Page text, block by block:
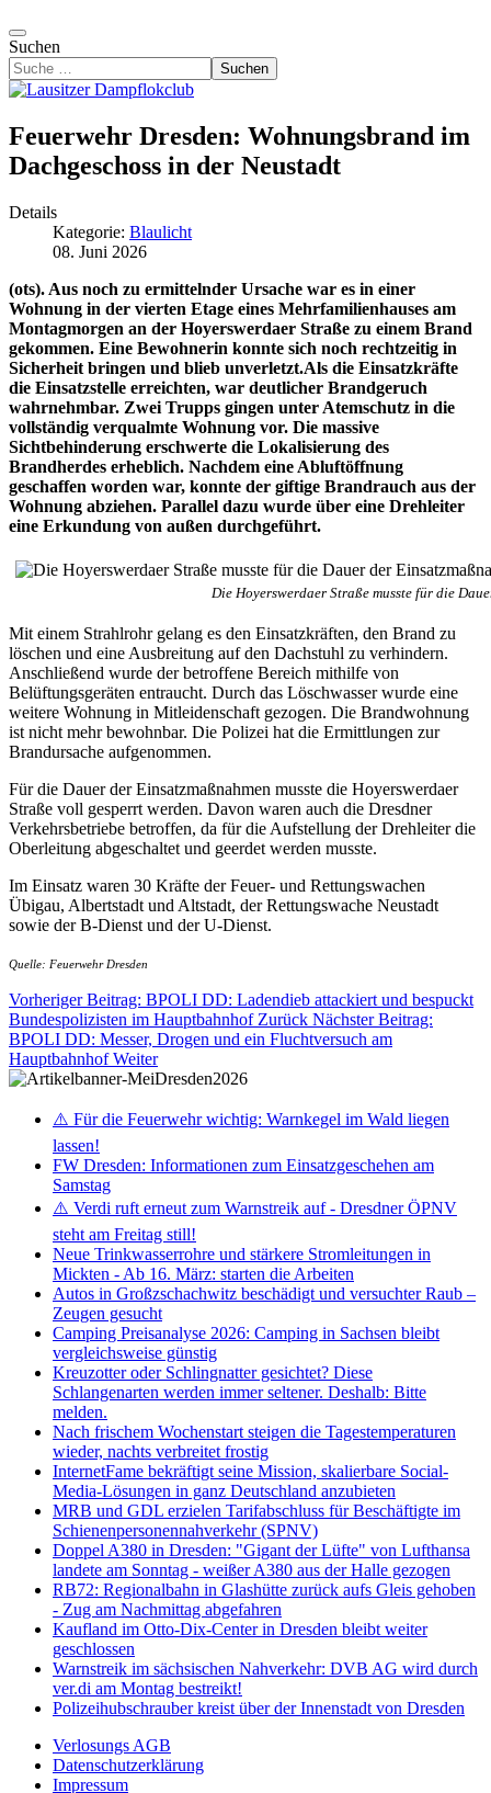
Suchen
Suchen
Feuerwehr Dresden: Wohnungsbrand im
Dachgeschoss in der Neustadt
Details
Kategorie: Blaulicht
08. Juni 2026
(ots). Aus noch zu ermittelnder Ursache war es in einer
Wohnung in der vierten Etage eines Mehrfamilienhauses am
Montagmorgen an der Hoyerswerdaer Straße zu einem Brand
gekommen. Eine Bewohnerin konnte sich noch rechtzeitig in
Sicherheit bringen und blieb unverletzt.Als die Einsatzkräfte
die Einsatzstelle erreichten, war deutlicher Brandgeruch
wahrnehmbar. Zwei Trupps gingen unter Atemschutz in die
vollständig verqualmte Wohnung vor. Die massive
Sichtbehinderung erschwerte die Lokalisierung des
Brandherdes erheblich. Nachdem eine Abluftöffnung
geschaffen worden war, konnte der giftige Brandrauch aus der
Wohnung abziehen. Parallel dazu wurde über eine Drehleiter
eine Erkundung von außen durchgeführt.
Die Hoyerswerdaer Straße musste für die
Mit einem Strahlrohr gelang es den Einsatzkräften, den Brand zu
löschen und eine Ausbreitung auf den Dachstuhl zu verhindern.
Anschließend wurde der betroffene Bereich mithilfe von
Belüftungsgeräten entraucht. Durch das Löschwasser wurde eine
weitere Wohnung in Mitleidenschaft gezogen. Die Brandwohnung
ist nicht mehr bewohnbar. Die Polizei hat die Ermittlungen zur
Brandursache aufgenommen.
Für die Dauer der Einsatzmaßnahmen musste die Hoyerswerdaer
Straße voll gesperrt werden. Davon waren auch die Dresdner
Verkehrsbetriebe betroffen, da für die Aufstellung der Drehleiter die
Oberleitung abgeschaltet und geerdet werden musste.
Im Einsatz waren 30 Kräfte der Feuer- und Rettungswachen
Übigau, Albertstadt und Altstadt, der Rettungswache Neustadt
sowie der B-Dienst und der U-Dienst.
Quelle: Feuerwehr Dresden
Vorheriger Beitrag: BPOLI DD: Ladendieb attackiert und bespuckt
Bundespolizisten im Hauptbahnhof Zurück Nächster Beitrag:
BPOLI DD: Messer, Drogen und ein Fluchtversuch am
HauptbahnhofWeiter
⚠️ Für die Feuerwehr wichtig: Warnkegel im Wald liegen
lassen!
FW Dresden: Informationen zum Einsatzgeschehen am
Samstag
⚠️ Verdi ruft erneut zum Warnstreik auf - Dresdner ÖPNV
steht am Freitag still!
Neue Trinkwasserrohre und stärkere Stromleitungen in
Mickten - Ab 16. März: starten die Arbeiten
Autos in Großzschachwitz beschädigt und versuchter Raub –
Zeugen gesucht
Camping Preisanalyse 2026: Camping in Sachsen bleibt
vergleichsweise günstig
Kreuzotter oder Schlingnatter gesichtet? Diese
Schlangenarten werden immer seltener. Deshalb: Bitte
melden.
Nach frischem Wochenstart steigen die Tagestemperaturen
wieder, nachts verbreitet frostig
InternetFame bekräftigt seine Mission, skalierbare Social-
Media-Lösungen in ganz Deutschland anzubieten
MRB und GDL erzielen Tarifabschluss für Beschäftigte im
Schienenpersonennahverkehr (SPNV)
Doppel A380 in Dresden: "Gigant der Lüfte" von Lufthansa
landete am Sonntag - weißer A380 aus der Halle gezogen
RB72: Regionalbahn in Glashütte zurück aufs Gleis gehoben
- Zug am Nachmittag abgefahren
Kaufland im Otto-Dix-Center in Dresden bleibt weiter
geschlossen
Warnstreik im sächsischen Nahverkehr: DVB AG wird durch
ver.di am Montag bestreikt!
Polizeihubschrauber kreist über der Innenstadt von Dresden
Verlosungs AGB
Datenschutzerklärung
Impressum